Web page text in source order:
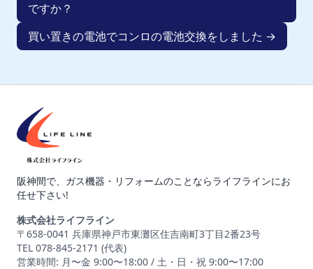
ですか？
買い置きの電池でコンロの電池交換をしました →
阪神間で、ガス機器・リフォームのことならライフラインにお
任せ下さい!
株式会社ライフライン
〒658-0041 兵庫県神戸市東灘区住吉南町3丁目2番23号
TEL 078-845-2171 (代表)
営業時間: 月〜金 9:00〜18:00 / 土・日・祝 9:00〜17:00